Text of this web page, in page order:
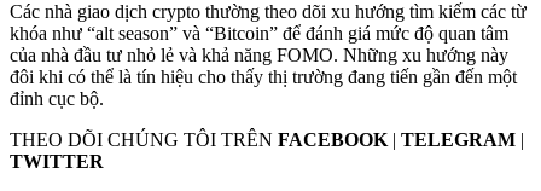
Các nhà giao dịch crypto thường theo dõi xu hướng tìm kiếm các từ
khóa như “alt season” và “Bitcoin” để đánh giá mức độ quan tâm
của nhà đầu tư nhỏ lẻ và khả năng FOMO. Những xu hướng này
đôi khi có thể là tín hiệu cho thấy thị trường đang tiến gần đến một
đỉnh cục bộ.
THEO DÕI CHÚNG TÔI TRÊN FACEBOOK | TELEGRAM |
TWITTER